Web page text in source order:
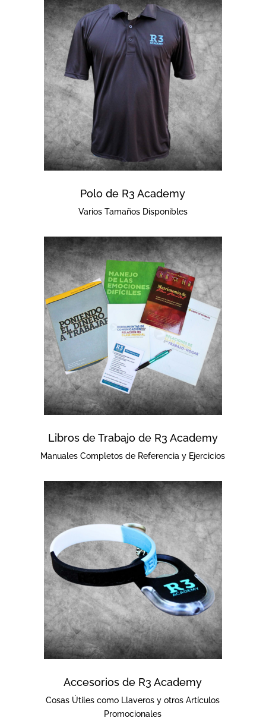
Polo de R3 Academy
Varios Tamaños Disponibles
Libros de Trabajo de R3 Academy
Manuales Completos de Referencia y Ejercicios
Accesorios de R3 Academy
Cosas Útiles como Llaveros y otros Artículos
Promocionales